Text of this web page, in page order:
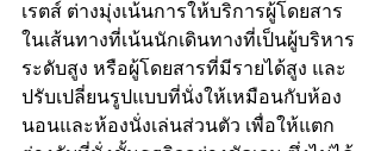
เรตส์ ต่างมุ่งเน้นการให้บริการผู้โดยสาร
ในเส้นทางที่เน้นนักเดินทางที่เป็นผู้บริหาร
ระดับสูง หรือผู้โดยสารที่มีรายได้สูง และ
ปรับเปลี่ยนรูปแบบที่นั่งให้เหมือนกับห้อง
นอนและห้องนั่งเล่นส่วนตัว เพื่อให้แตก